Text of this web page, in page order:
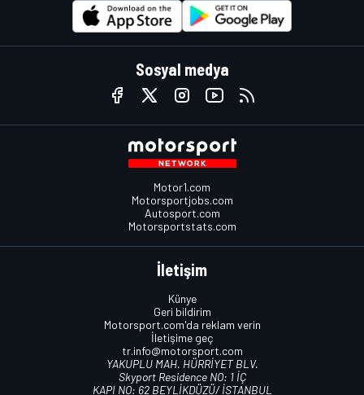
Sosyal medya
Motor1.com
Motorsportjobs.com
Autosport.com
Motorsportstats.com
İletişim
Künye
Geri bildirim
Motorsport.com'da reklam verin
İletişime geç
tr.info@motorsport.com
YAKUPLU MAH. HÜRRİYET BLV.
Skyport Residence NO: 1 İÇ
KAPI NO: 62 BEYLİKDÜZÜ/ İSTANBUL